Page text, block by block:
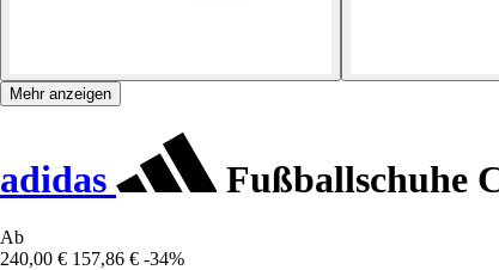
Mehr anzeigen
adidas Fußballschuhe
Ab
240,00 € 157,86 € -34%